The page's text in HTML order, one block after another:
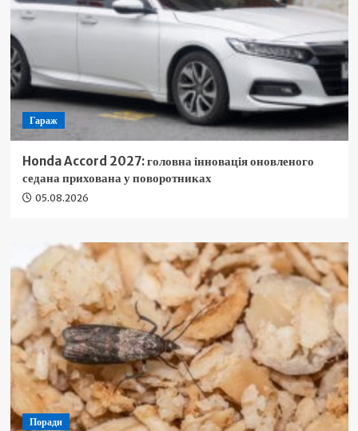
Гараж
Honda Accord 2027: головна інновація оновленого
седана прихована у поворотниках
05.08.2026
Поради